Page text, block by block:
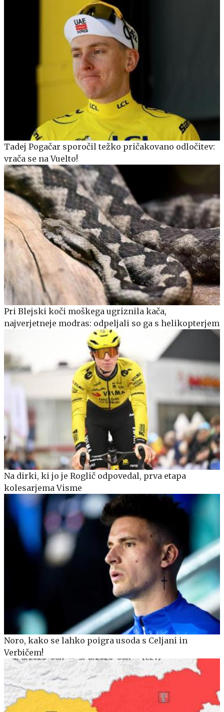
Tadej Pogačar sporočil težko pričakovano odločitev:
vrača se na Vuelto!
Pri Blejski koči moškega ugriznila kača,
najverjetneje modras: odpeljali so ga s helikopterjem
Na dirki, ki jo je Roglič odpovedal, prva etapa
kolesarjema Visme
Noro, kako se lahko poigra usoda s Celjani in
Verbičem!